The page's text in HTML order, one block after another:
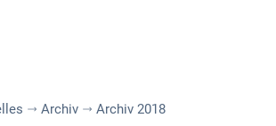
Archiv
Archiv 2018